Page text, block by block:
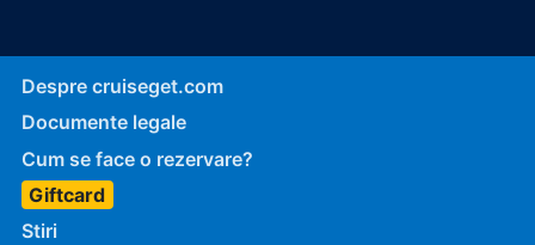
Despre cruiseget.com
Documente legale
Cum se face o rezervare?
Giftcard
Stiri